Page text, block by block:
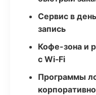
Сервис в
запись
Кофе-зона и
с Wi‑Fi
Программы